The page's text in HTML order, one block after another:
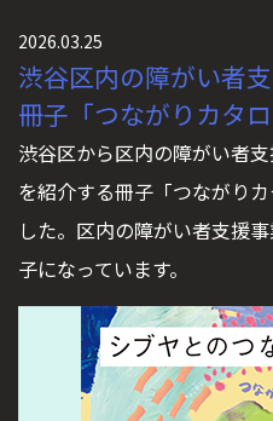
2026.03.25
渋谷区内の障がい者
冊子「つながりカタ
渋谷区から区内の障がい者
を紹介する冊子「つながり
した。区内の障がい者支援
子になっています。